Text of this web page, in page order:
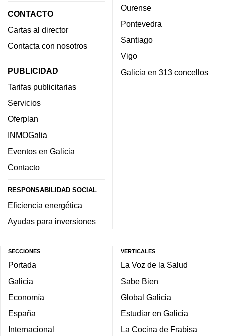
CONTACTO
Cartas al director
Contacta con nosotros
PUBLICIDAD
Tarifas publicitarias
Servicios
Oferplan
INMOGalia
Eventos en Galicia
Contacto
RESPONSABILIDAD SOCIAL
Eficiencia energética
Ayudas para inversiones
Ourense
Pontevedra
Santiago
Vigo
Galicia en 313 concellos
SECCIONES
Portada
Galicia
Economía
España
Internacional
VERTICALES
La Voz de la Salud
Sabe Bien
Global Galicia
Estudiar en Galicia
La Cocina de Frabisa